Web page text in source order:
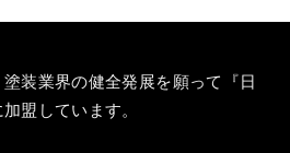
装業界の健全発展を願って『日
加盟しています。